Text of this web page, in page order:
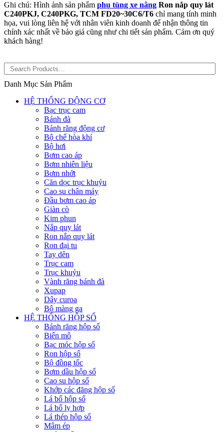
Ghi chú: Hình ảnh sản phẩm phụ tùng xe nâng Ron nắp quy lát
C240PKJ, C240PKG, TCM FD20~30C6/T6 chỉ mang tính minh
họa, vui lòng liên hệ với nhân viên kinh doanh để nhận thông tin
chính xác nhất về báo giá cũng như chi tiết sản phẩm. Cảm ơn quý
khách hàng!
Danh Mục Sản Phẩm
HỆ THỐNG ĐỘNG CƠ
Bạc trục cam
Bánh đà
Bánh răng động cơ
Bộ chế hòa khí
Bộ hơi
Bơm cao áp
Bơm nhiên liệu
Bơm nhớt
Căn dọc trục khuỷu
Cao su chân máy
Đầu bơm cao áp
Giàn cò
Kim phun
Nắp quy lát
Ron nắp quy lát
Ron đại tu
Tay dên
Trục cam
Trục khuỷu
Vành răng bánh đà
Xupap
Dây curoa
Bộ màng ga
HỆ THỐNG HỘP SỐ
Bánh răng hộp số
Biến mô
Bạc móc hộp số
Ron hộp số
Bộ đồng tốc
Bơm dầu hộp số
Cao su hộp số
Khớp các đăng hộp số
Lá bố hộp số
Lá bố ly hợp
Lá thép hộp số
Mâm ép